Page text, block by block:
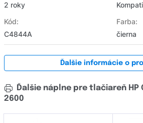
2 roky
Kód:
C4844A
Farba:
čierna
Ďalšie informácie o
Ďalšie náplne pre tlačiareň HP
2600